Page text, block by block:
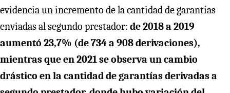
evidencia un incremento de la cantidad de garantías
enviadas al segundo prestador: de 2018 a 2019
aumentó 23,7% (de 734 a 908 derivaciones),
mientras que en 2021 se observa un cambio
drástico en la cantidad de garantías derivadas a